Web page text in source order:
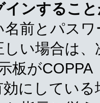
インするこ
名前とパス
しい場合は
板が
にしてい